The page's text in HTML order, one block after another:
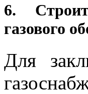
6.
газового
Для